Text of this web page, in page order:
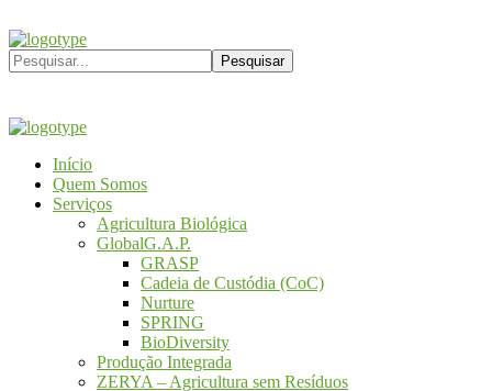
Início
Quem Somos
Serviços
Agricultura Biológica
GlobalG.A.P.
GRASP
Cadeia de Custódia (CoC)
Nurture
SPRING
BioDiversity
Produção Integrada
ZERYA – Agricultura sem Resíduos